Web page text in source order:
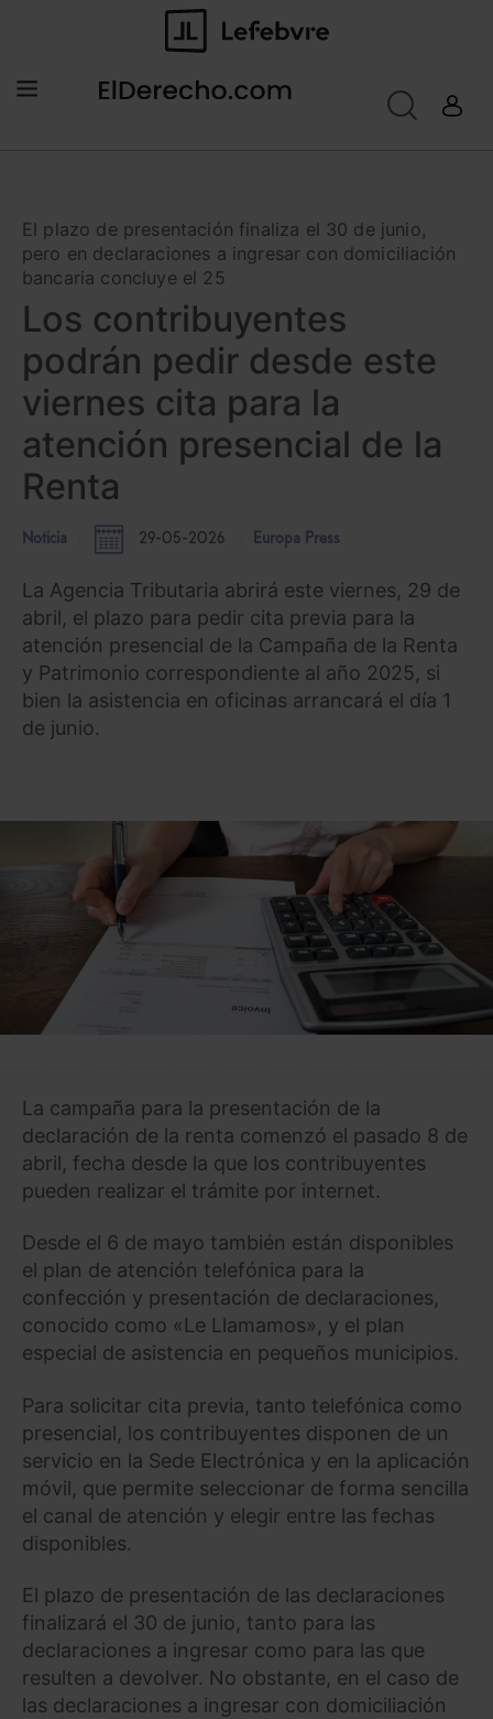
El plazo de presentación finaliza el 30 de junio,
pero en declaraciones a ingresar con domiciliación
bancaria concluye el 25
Los contribuyentes
podrán pedir desde este
viernes cita para la
atención presencial de la
Renta
Noticia 29-05-2026 Europa Press
La Agencia Tributaria abrirá este viernes, 29 de
abril, el plazo para pedir cita previa para la
atención presencial de la Campaña de la Renta
y Patrimonio correspondiente al año 2025, si
bien la asistencia en oficinas arrancará el día 1
de junio.
La campaña para la presentación de la
declaración de la renta comenzó el pasado 8 de
abril, fecha desde la que los contribuyentes
pueden realizar el trámite por internet.
Desde el 6 de mayo también están disponibles
el plan de atención telefónica para la
confección y presentación de declaraciones,
conocido como «Le Llamamos», y el plan
especial de asistencia en pequeños municipios.
Para solicitar cita previa, tanto telefónica como
presencial, los contribuyentes disponen de un
servicio en la Sede Electrónica y en la aplicación
móvil, que permite seleccionar de forma sencilla
el canal de atención y elegir entre las fechas
disponibles.
El plazo de presentación de las declaraciones
finalizará el 30 de junio, tanto para las
declaraciones a ingresar como para las que
resulten a devolver. No obstante, en el caso de
las declaraciones a ingresar con domiciliación